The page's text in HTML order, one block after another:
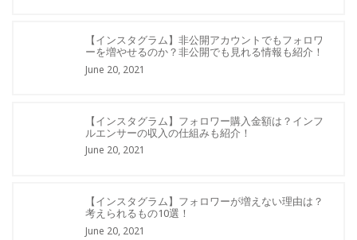
【インスタグラム】非公開アカウントでもフォロワ
ーを増やせるのか？非公開でも見れる情報も紹介！
June 20, 2021
【インスタグラム】フォロワー購入金額は？インフ
ルエンサーの収入の仕組みも紹介！
June 20, 2021
【インスタグラム】フォロワーが増えない理由は？
考えられるもの10選！
June 20, 2021